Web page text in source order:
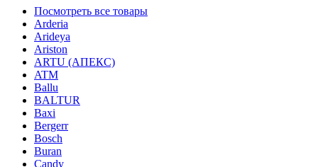
Посмотреть все товары
Arderia
Arideya
Ariston
ARTU (АПЕКС)
ATM
Ballu
BALTUR
Baxi
Bergerr
Bosch
Buran
Candy